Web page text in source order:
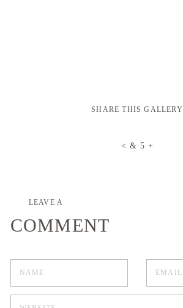
SHARE THIS GALLERY
LEAVE A
COMMENT